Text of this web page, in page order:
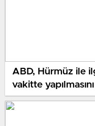
ABD, Hürmüz ile
vakitte